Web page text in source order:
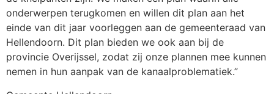
onderwerpen terugkomen en willen dit plan aan het
einde van dit jaar voorleggen aan de gemeenteraad van
Hellendoorn. Dit plan bieden we ook aan bij de
provincie Overijssel, zodat zij onze plannen mee kunnen
nemen in hun aanpak van de kanaalproblematiek.”